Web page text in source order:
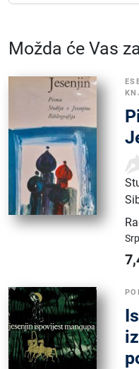
Možda će Vas